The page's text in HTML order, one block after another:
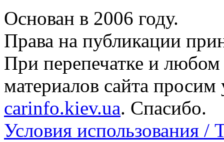
Основан в 2006 году.
Права на публикации
При перепечатке и
материалов сайта просим
carinfo.kiev.ua. Спасибо.
Условия использования /